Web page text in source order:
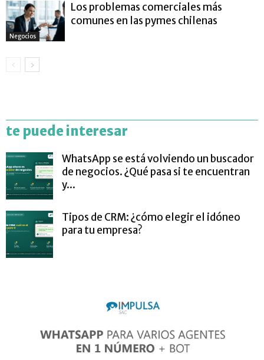
Negocios
Los problemas comerciales más
comunes en las pymes chilenas
te puede interesar
WhatsApp se está volviendo un buscador
de negocios. ¿Qué pasa si te encuentran
y...
Tipos de CRM: ¿cómo elegir el idóneo
para tu empresa?